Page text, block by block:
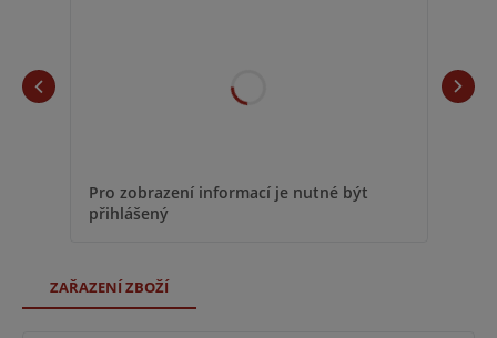
Pro zobrazení informací je nutné být
přihlášený
ZAŘAZENÍ ZBOŽÍ